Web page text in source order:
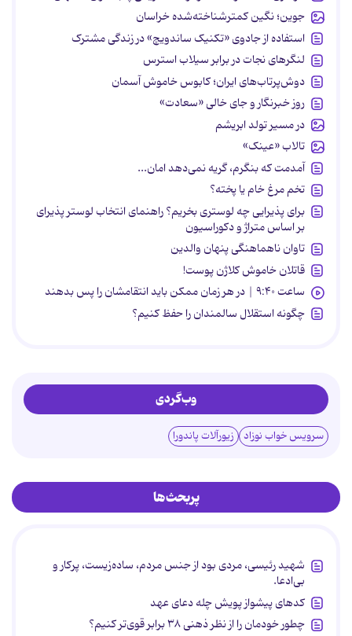
جوین؛ نگین کمترشناخته‌شده خراسان
استفاده از جادوی «تکنیک ساندویچ» در زندگی مشترک
لنگرهای نجات در برابر سیلاب استرس
دوش‌پرتاب‌های ایران؛ کابوس خاموش آسمان
روز خبرنگار و جای خالی «سعادت»
در مسیر تولد ابریشم
تالاب «عینک»
آمدمت که بنگرم، گریه نمی‌دهد امان...
تخم مرغ خام یا پخته؟
برای پذیرایی چه لوستری بخریم؟ راهنمای انتخاب لوستر پذیرای
بر اساس متراژ و دکوراسیون
تاوان ناهماهنگی پنهان والدین
قاتلان خاموش کلاژن پوست!
ساعت ۹:۴۰ | در هر زمان ممکن باید انتقامشان را پس بدهند
چگونه استقلال سالمندان را حفظ کنیم؟
وب‌گردی
سرویس خواب نوزاد زیورآلات پاندورا
پربحث‌ها
شهید رئیسی، مردی بود از جنس مردم، ساده‌زیست، پرکار و
بی‌ادعا.
کدهای پیشواز پویش چله دعای عهد
چطور خودمان را از نظر ذهنی ۳۸ برابر قوی‌تر کنیم؟